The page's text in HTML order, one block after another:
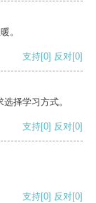
。
支持[0] 反对[0]
择学习方式。
支持[0] 反对[0]
支持[0] 反对[0]